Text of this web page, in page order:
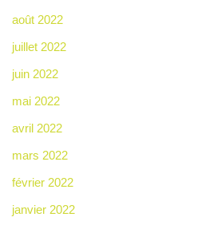
août 2022
juillet 2022
juin 2022
mai 2022
avril 2022
mars 2022
février 2022
janvier 2022